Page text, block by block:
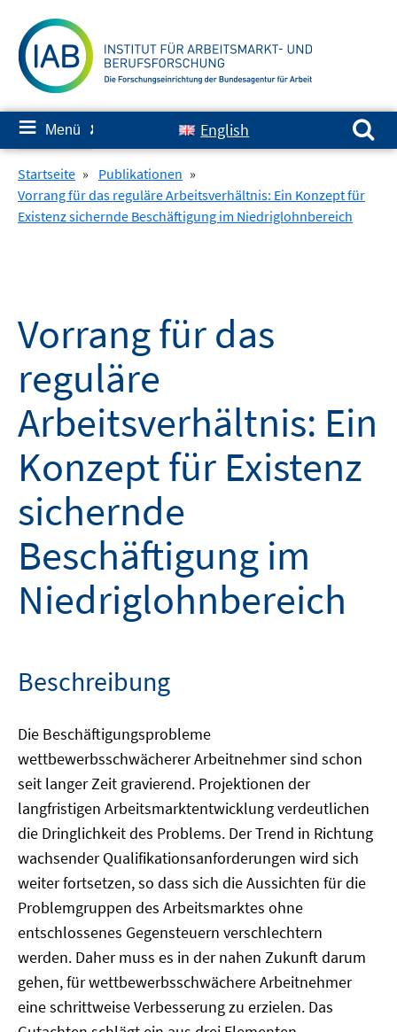
zum
Inhalt
≡ Menü ✘ English
Suchen nach:
Startseite » Publikationen »
Vorrang für das reguläre Arbeitsverhältnis: Ein Konzept für
Existenz sichernde Beschäftigung im Niedriglohnbereich
Vorrang für das
reguläre
Arbeitsverhältnis: Ein
Konzept für Existenz
sichernde
Beschäftigung im
Niedriglohnbereich
Beschreibung
Die Beschäftigungsprobleme
wettbewerbsschwächerer Arbeitnehmer sind schon
seit langer Zeit gravierend. Projektionen der
langfristigen Arbeitsmarktentwicklung verdeutlichen
die Dringlichkeit des Problems. Der Trend in Richtung
wachsender Qualifikationsanforderungen wird sich
weiter fortsetzen, so dass sich die Aussichten für die
Problemgruppen des Arbeitsmarktes ohne
entschlossenes Gegensteuern verschlechtern
werden. Daher muss es in der nahen Zukunft darum
gehen, für wettbewerbsschwächere Arbeitnehmer
eine schrittweise Verbesserung zu erzielen. Das